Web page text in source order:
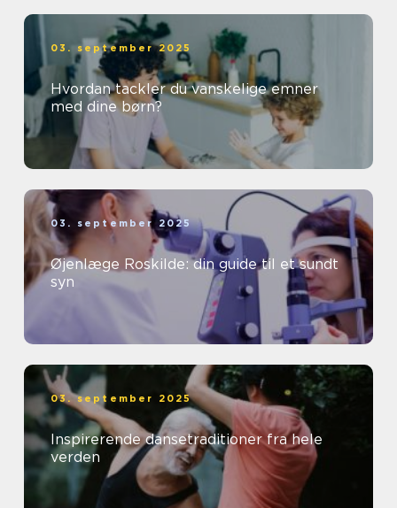
03. september 2025
Hvordan tackler du vanskelige emner
med dine børn?
03. september 2025
Øjenlæge Roskilde: din guide til et sundt
syn
03. september 2025
Inspirerende dansetraditioner fra hele
verden